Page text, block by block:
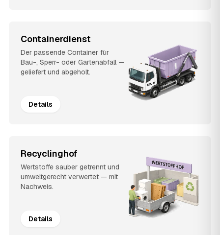
Containerdienst
Der passende Container für
Bau-, Sperr- oder Gartenabfall —
geliefert und abgeholt.
Details
Recyclinghof
Wertstoffe sauber getrennt und
umweltgerecht verwertet — mit
Nachweis.
Details